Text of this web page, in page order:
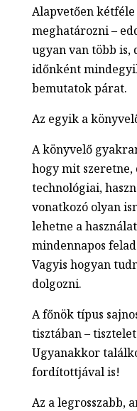
Alapvetően
meghatározni –
ugyan van több is,
időnként
bemutatok párat.
Az egyik a
A könyvelő
hogy mit szeretne,
technológiai,
vonatkozó olyan
lehetne a
mindennapos
Vagyis hogyan
dolgozni.
A főnök típus
tisztában –
Ugyanakkor
fordítottjával is!
Az a legrosszabb,